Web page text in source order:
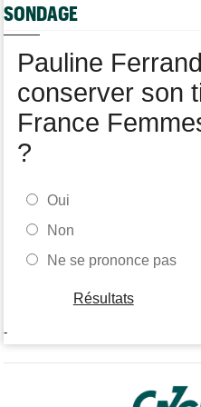
Felix Gall : "L'objectif ?
Nos vidéos de cyclisme sont
SONDAGE
Pauline
conserver son
France
?
Oui
Non
Ne se prononce pas
Résultats
-